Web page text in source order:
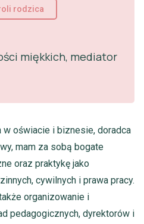
rodzica
miękkich, mediator
w oświacie i biznesie, doradca
mam za sobą bogate
oraz praktykę jako
cywilnych i prawa pracy.
organizowanie i
pedagogicznych, dyrektorów i